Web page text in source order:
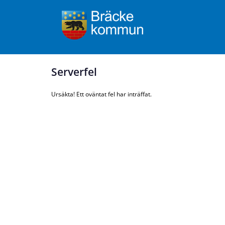
Serverfel
Ursäkta! Ett oväntat fel har inträffat.